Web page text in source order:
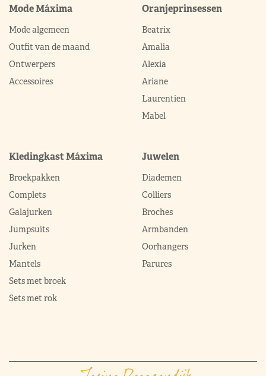
Mode Máxima
Mode algemeen
Outfit van de maand
Ontwerpers
Accessoires
Oranjeprinsessen
Beatrix
Amalia
Alexia
Ariane
Laurentien
Mabel
Kledingkast Máxima
Broekpakken
Complets
Galajurken
Jumpsuits
Jurken
Mantels
Sets met broek
Sets met rok
Juwelen
Diademen
Colliers
Broches
Armbanden
Oorhangers
Parures